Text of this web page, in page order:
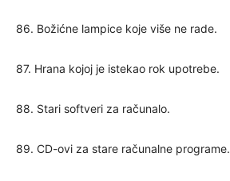
86. Božićne lampice koje više ne rade.
87. Hrana kojoj je istekao rok upotrebe.
88. Stari softveri za računalo.
89. CD-ovi za stare računalne programe.